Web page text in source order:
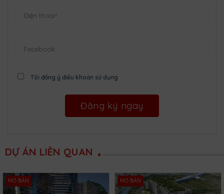
Tôi đồng ý điều khoản sử dụng
DỰ ÁN LIÊN QUAN
MỞ BÁN MỞ BÁN